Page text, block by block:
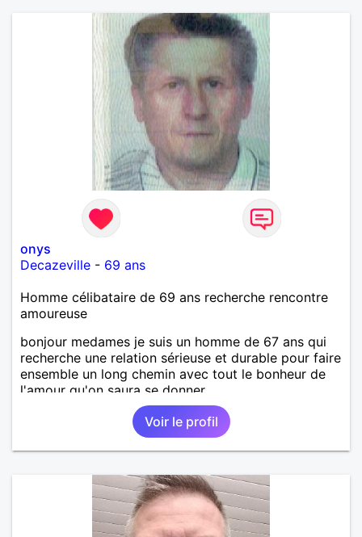
onys
Decazeville - 69 ans
Homme célibataire de 69 ans recherche rencontre
amoureuse
bonjour medames je suis un homme de 67 ans qui
recherche une relation sérieuse et durable pour faire
ensemble un long chemin avec tout le bonheur de
l'amour qu'on saura se donner.
Voir le profil